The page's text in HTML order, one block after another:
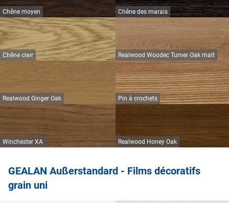
Chêne moyen Chêne des marais
Chêne clair Realwood Woodec Turner Oak malt
Realwood Ginger Oak Pin à crochets
Winchester XA Realwood Honey Oak
GEALAN Außerstandard - Films décoratifs
grain uni